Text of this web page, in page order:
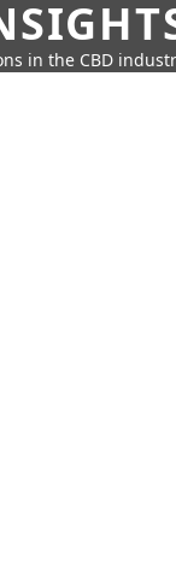
in the CBD